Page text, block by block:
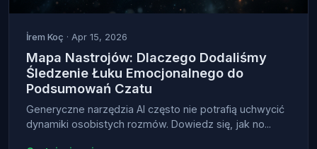
İrem Koç · Apr 15, 2026
Mapa Nastrojów: Dlaczego Dodaliśmy
Śledzenie Łuku Emocjonalnego do
Podsumowań Czatu
Generyczne narzędzia AI często nie potrafią uchwycić
dynamiki osobistych rozmów. Dowiedz się, jak no...